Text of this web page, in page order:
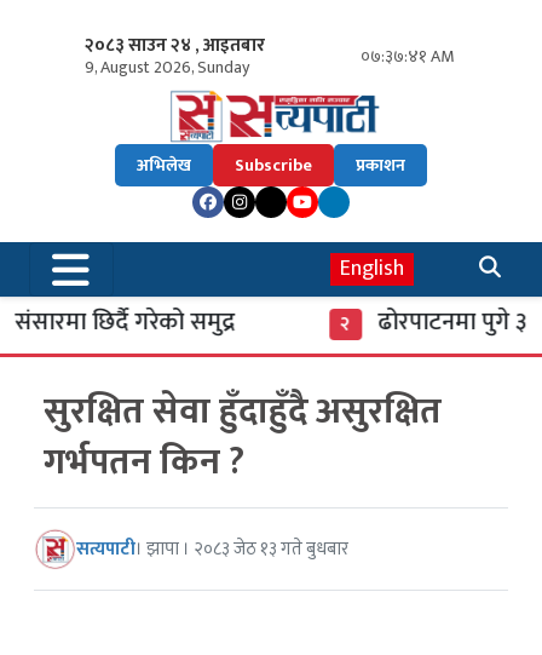
२०८३ साउन २४ , आइतबार
9, August 2026, Sunday ०७:३७:४२ AM
अभिलेख Subscribe प्रकाशन
English
छिर्दै गरेको समुद्र ढोरपाटनमा पुगे ३७
सुरक्षित सेवा हुँदाहुँदै असुरक्षित
गर्भपतन किन ?
सत्यपाटी। झापा । २०८३ जेठ १३ गते बुधबार